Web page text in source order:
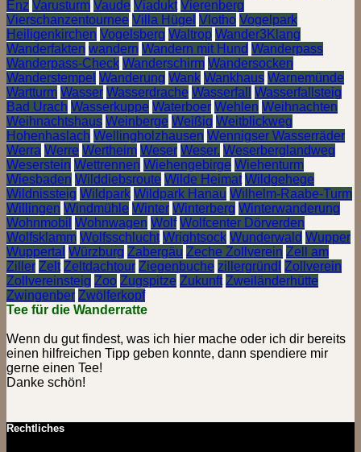
Enz Varusturm Vaude Viadukt Vierenberg
Vierschanzentournee Villa Hügel Vlotho Vogelpark
Heiligenkirchen Vogelsberg Waltrop Wander3Klang
Wanderfakten wandern Wandern mit Hund Wanderpass
Wanderpass-Check Wanderschirm Wandersocken
Wanderstempel Wanderung Wank Wankhaus Warnemünde
Wartturm Wasser Wasserdrache Wasserfall
Wasserfallsteig
Bad Urach Wasserkuppe Waterboer Wehlen Weihnachten
Weihnachtshaus Weinberge Weißig Weitblickweg
Hohenhaslach Wellingholzhausen Wennigser Wasserräder
Werra Werre Wertheim Weser Weser. Weserberglandweg
Weserstein Wettrennen Wiehengebirge Wiehenturm
Wiesbaden Wilddiebsroute Wilde Heimat Wildgehege
Wildnissteig Wildpark Wildpark Hanau Wilhelm-Raabe-Turm
Willingen Windmühle Winter Winterberg Winterwanderung
Wohnmobil Wohnwagen Wolf Wolfcenter Dörverden
Wolfsklamm Wolfsschlucht Wrightsock Wunderwald Wupper
Wuppertal Würzburg Zabergäu Zeche Zollverein Zell am
Ziller Zelt Zeltdachtour Ziegenbuche zillergründl Zollverein
Zollvereinsteig Zoo Zugspitze Zukunft Zweiländerhütte
Zwingenber Zwölferkopf
Tee für die Wanderratte
Wenn du gut findest, was ich hier mache oder ich dir bereits
einen hilfreichen Tipp geben konnte, dann spendiere mir
gerne einen Tee!
Danke schön!
Rechtliches